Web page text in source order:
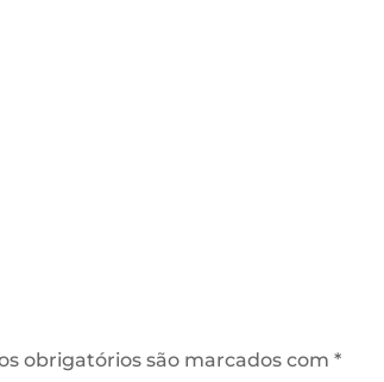
obrigatórios são marcados com*